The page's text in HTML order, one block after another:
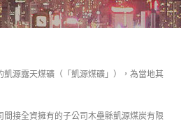
源露天煤礦（「凱源煤礦」），為當地其
接全資擁有的子公司木壘縣凱源煤炭有限